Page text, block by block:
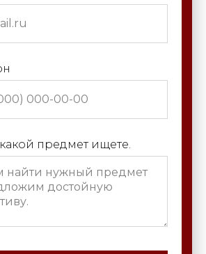
предмет ищете.